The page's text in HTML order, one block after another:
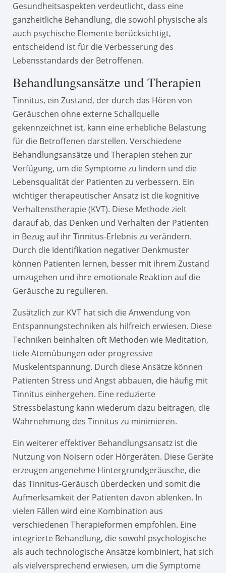
Gesundheitsaspekten verdeutlicht, dass eine
ganzheitliche Behandlung, die sowohl physische als
auch psychische Elemente berücksichtigt,
entscheidend ist für die Verbesserung des
Lebensstandards der Betroffenen.
Behandlungsansätze und Therapien
Tinnitus, ein Zustand, der durch das Hören von
Geräuschen ohne externe Schallquelle
gekennzeichnet ist, kann eine erhebliche Belastung
für die Betroffenen darstellen. Verschiedene
Behandlungsansätze und Therapien stehen zur
Verfügung, um die Symptome zu lindern und die
Lebensqualität der Patienten zu verbessern. Ein
wichtiger therapeutischer Ansatz ist die kognitive
Verhaltenstherapie (KVT). Diese Methode zielt
darauf ab, das Denken und Verhalten der Patienten
in Bezug auf ihr Tinnitus-Erlebnis zu verändern.
Durch die Identifikation negativer Denkmuster
können Patienten lernen, besser mit ihrem Zustand
umzugehen und ihre emotionale Reaktion auf die
Geräusche zu regulieren.
Zusätzlich zur KVT hat sich die Anwendung von
Entspannungstechniken als hilfreich erwiesen. Diese
Techniken beinhalten oft Methoden wie Meditation,
tiefe Atemübungen oder progressive
Muskelentspannung. Durch diese Ansätze können
Patienten Stress und Angst abbauen, die häufig mit
Tinnitus einhergehen. Eine reduzierte
Stressbelastung kann wiederum dazu beitragen, die
Wahrnehmung des Tinnitus zu minimieren.
Ein weiterer effektiver Behandlungsansatz ist die
Nutzung von Noisern oder Hörgeräten. Diese Geräte
erzeugen angenehme Hintergrundgeräusche, die
das Tinnitus-Geräusch überdecken und somit die
Aufmerksamkeit der Patienten davon ablenken. In
vielen Fällen wird eine Kombination aus
verschiedenen Therapieformen empfohlen. Eine
integrierte Behandlung, die sowohl psychologische
als auch technologische Ansätze kombiniert, hat sich
als vielversprechend erwiesen, um die Symptome